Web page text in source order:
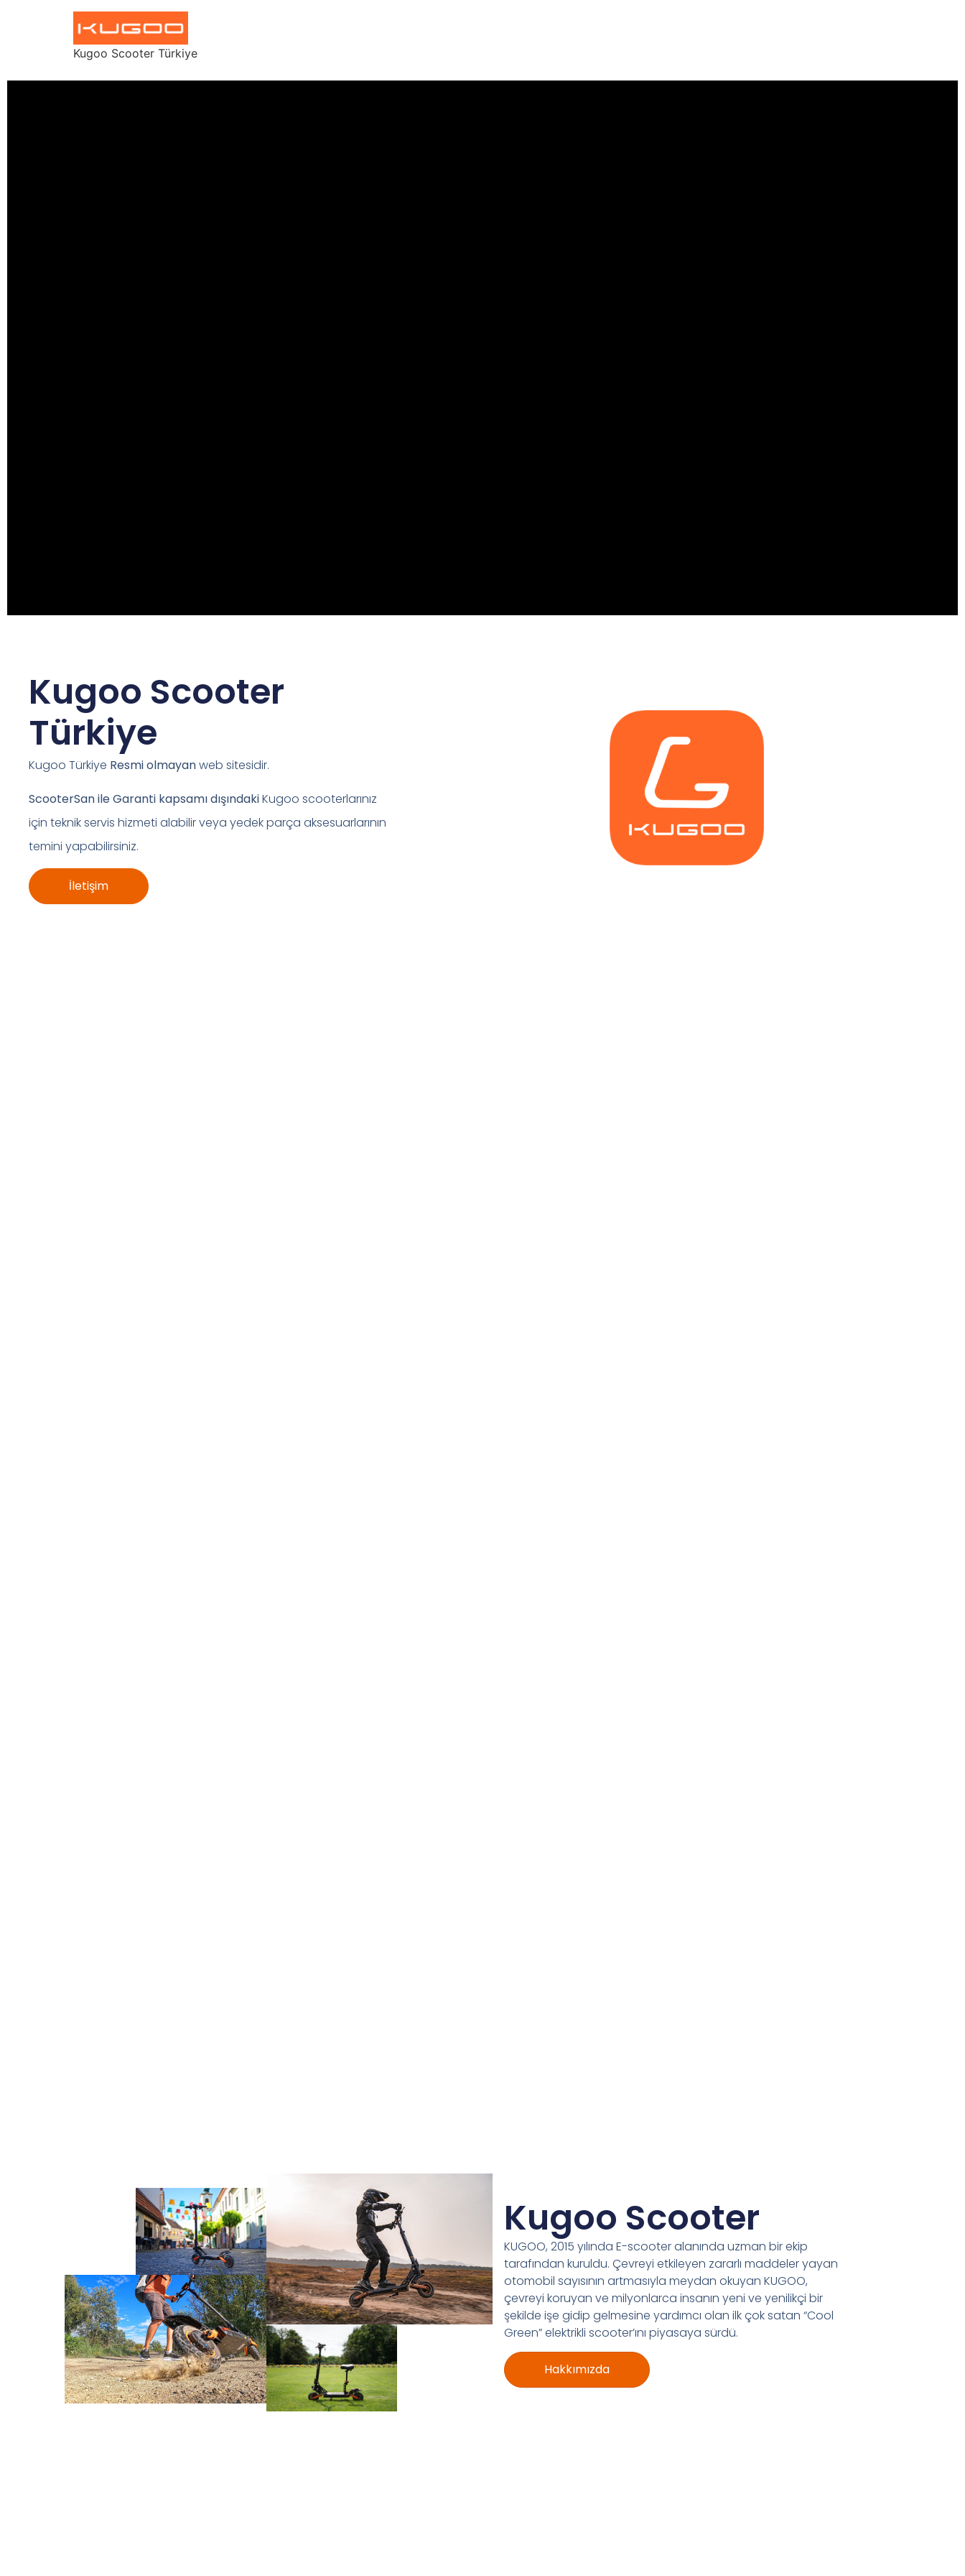
Kugoo Scooter Türkiye
Kugoo Scooter
Türkiye
Kugoo Türkiye Resmi olmayanweb sitesidir.
ScooterSan ile Garanti kapsamı dışındakiKugoo scooterlarınız
için teknik servis hizmeti alabilir veya yedek parça aksesuarlarının
temini yapabilirsiniz.
İletişim
Kugoo Scooter
KUGOO, 2015 yılında E-scooter alanında uzman bir ekip
tarafından kuruldu. Çevreyi etkileyen zararlı maddeler yayan
otomobil sayısının artmasıyla meydan okuyan KUGOO,
çevreyi koruyan ve milyonlarca insanın yeni ve yenilikçi bir
şekilde işe gidip gelmesine yardımcı olan ilk çok satan “Cool
Green” elektrikli scooter’ını piyasaya sürdü.
Hakkımızda